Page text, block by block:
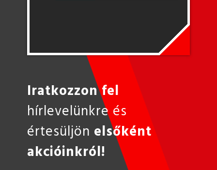
Iratkozzon fel
hírlevelünkre és
értesüljön elsőként
akcióinkról!